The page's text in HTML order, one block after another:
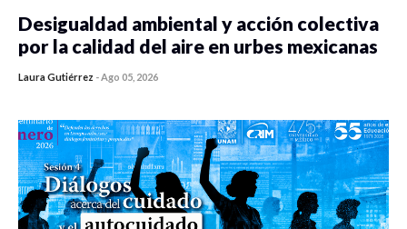
Desigualdad ambiental y acción colectiva
por la calidad del aire en urbes mexicanas
Laura Gutiérrez -Ago 05, 2026